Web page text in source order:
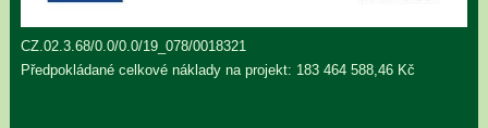
CZ.02.3.68/0.0/0.0/19_078/0018321
Předpokládané celkové náklady na projekt: 183 464 588,46 Kč